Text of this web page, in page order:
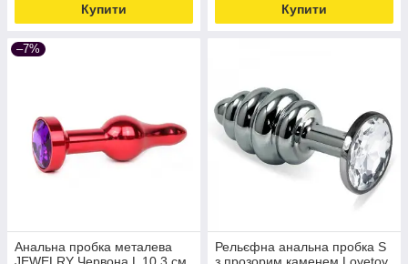
Купити Купити
–7%
Анальна пробка металева
Рельєфна анальна пробка S